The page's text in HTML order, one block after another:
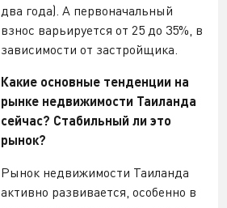
два года). А первоначальный
взнос варьируется от 25 до 35%, в
зависимости от застройщика.
Какие основные тенденции на
рынке недвижимости Таиланда
сейчас? Стабильный ли это
рынок?
Рынок недвижимости Таиланда
активно развивается, особенно в